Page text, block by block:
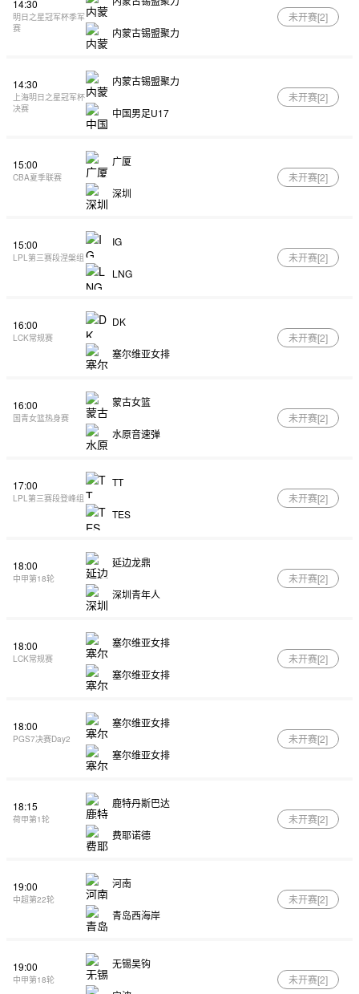
14:30
明日之星冠军杯季军
赛
内蒙古锡盟聚力
未开赛[2]
14:30
上海明日之星冠军杯
决赛
内蒙古锡盟聚力
中国男足U17
未开赛[2]
15:00
CBA夏季联赛
广厦
深圳
未开赛[2]
15:00
LPL第三赛段涅槃组
IG
LNG
未开赛[2]
16:00
LCK常规赛
DK
塞尔维亚女排
未开赛[2]
16:00
国青女篮热身赛
蒙古女篮
水原音速弹
未开赛[2]
17:00
LPL第三赛段登峰组
TT
TES
未开赛[2]
18:00
中甲第18轮
延边龙鼎
深圳青年人
未开赛[2]
18:00
LCK常规赛
塞尔维亚女排
塞尔维亚女排
未开赛[2]
18:00
PGS7决赛Day2
塞尔维亚女排
塞尔维亚女排
未开赛[2]
18:15
荷甲第1轮
鹿特丹斯巴达
费耶诺德
未开赛[2]
19:00
中超第22轮
河南
青岛西海岸
未开赛[2]
19:00
中甲第18轮
无锡吴钩
未开赛[2]